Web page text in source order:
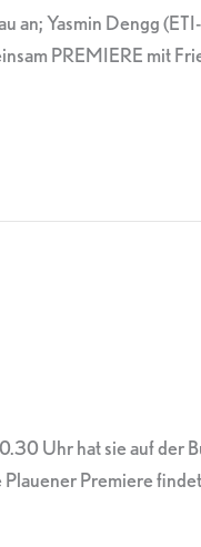
an; Yasmin Dengg
PREMIERE mit
Uhr hat sie auf der
Premiere